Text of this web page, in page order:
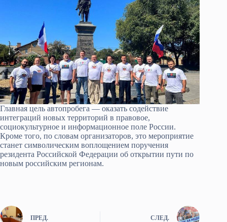
Главная цель автопробега — оказать содействие
интеграций новых территорий в правовое,
социокультурное и информационное поле России.
Кроме того, по словам организаторов, это мероприятие
станет символическим воплощением поручения
резидента Российской Федерации об открытии пути по
новым российским регионам.
ПРЕД. СЛЕД.